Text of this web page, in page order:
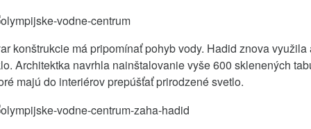
konštrukcie má pripomínať pohyb vody. Hadid znova využila
Architektka navrhla nainštalovanie vyše 600 sklenených
majú do interiérov prepúšťať prirodzené svetlo.